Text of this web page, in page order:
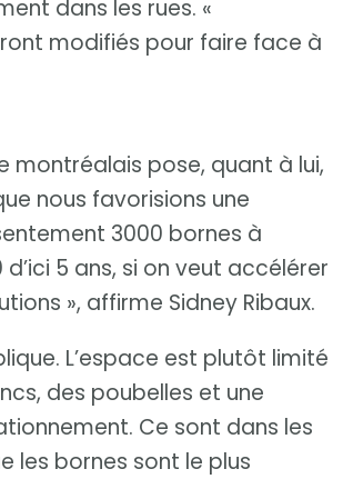
dans les rues. «
modifiés pour faire face à
montréalais pose, quant à lui,
nous favorisions une
3000 bornes à
5 ans, si on veut accélérer
», affirme Sidney Ribaux.
L’espace est plutôt limité
des poubelles et une
Ce sont dans les
les bornes sont le plus